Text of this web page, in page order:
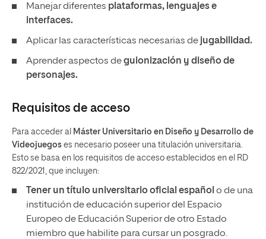
Manejar diferentes plataformas, lenguajes e
interfaces.
Aplicar las características necesarias de jugabilidad.
Aprender aspectos deguionización y diseño de
personajes.
Requisitos de acceso
Para acceder al Máster Universitario en Diseño y Desarrollo de
Videojuegos es necesario poseer una titulación universitaria.
Esto se basa en los requisitos de acceso establecidos en el RD
822/2021, que incluyen:
Tener un título universitario oficial español o de una
institución de educación superior del Espacio
Europeo de Educación Superior de otro Estado
miembro que habilite para cursar un posgrado.